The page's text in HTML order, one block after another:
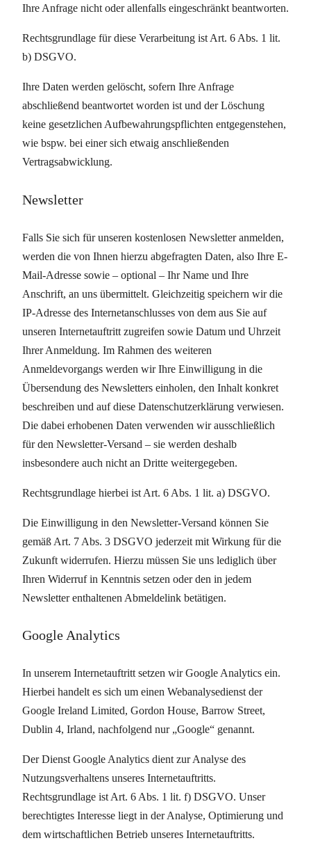
Ihre Anfrage nicht oder allenfalls eingeschränkt beantworten.
Rechtsgrundlage für diese Verarbeitung ist Art. 6 Abs. 1 lit.
b) DSGVO.
Ihre Daten werden gelöscht, sofern Ihre Anfrage
abschließend beantwortet worden ist und der Löschung
keine gesetzlichen Aufbewahrungspflichten entgegenstehen,
wie bspw. bei einer sich etwaig anschließenden
Vertragsabwicklung.
Newsletter
Falls Sie sich für unseren kostenlosen Newsletter anmelden,
werden die von Ihnen hierzu abgefragten Daten, also Ihre E-
Mail-Adresse sowie – optional – Ihr Name und Ihre
Anschrift, an uns übermittelt. Gleichzeitig speichern wir die
IP-Adresse des Internetanschlusses von dem aus Sie auf
unseren Internetauftritt zugreifen sowie Datum und Uhrzeit
Ihrer Anmeldung. Im Rahmen des weiteren
Anmeldevorgangs werden wir Ihre Einwilligung in die
Übersendung des Newsletters einholen, den Inhalt konkret
beschreiben und auf diese Datenschutzerklärung verwiesen.
Die dabei erhobenen Daten verwenden wir ausschließlich
für den Newsletter-Versand – sie werden deshalb
insbesondere auch nicht an Dritte weitergegeben.
Rechtsgrundlage hierbei ist Art. 6 Abs. 1 lit. a) DSGVO.
Die Einwilligung in den Newsletter-Versand können Sie
gemäß Art. 7 Abs. 3 DSGVO jederzeit mit Wirkung für die
Zukunft widerrufen. Hierzu müssen Sie uns lediglich über
Ihren Widerruf in Kenntnis setzen oder den in jedem
Newsletter enthaltenen Abmeldelink betätigen.
Google Analytics
In unserem Internetauftritt setzen wir Google Analytics ein.
Hierbei handelt es sich um einen Webanalysedienst der
Google Ireland Limited, Gordon House, Barrow Street,
Dublin 4, Irland, nachfolgend nur „Google“ genannt.
Der Dienst Google Analytics dient zur Analyse des
Nutzungsverhaltens unseres Internetauftritts.
Rechtsgrundlage ist Art. 6 Abs. 1 lit. f) DSGVO. Unser
berechtigtes Interesse liegt in der Analyse, Optimierung und
dem wirtschaftlichen Betrieb unseres Internetauftritts.